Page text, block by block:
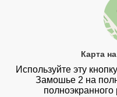
Карта
Используйте эту
Замошье 2 на